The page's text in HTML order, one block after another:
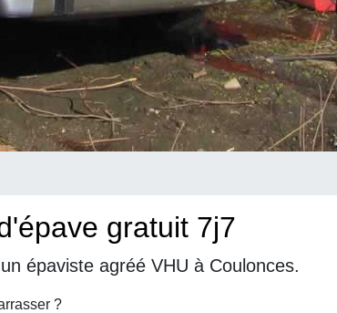
gratuit 7j7
épaviste agréé VHU à Coulonces.
?